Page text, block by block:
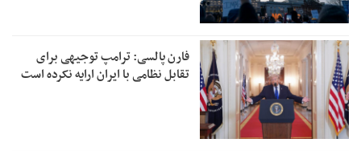
فارن پالسی: ترامپ توجیهی برای
تقابل نظامی با ایران ارایه نکرده است